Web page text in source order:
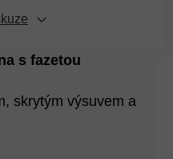
s fazetou
skrytým výsuvem a